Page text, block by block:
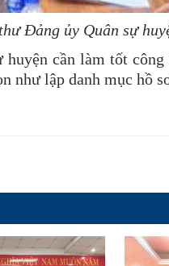
Đảng ủy Quân sự
cần làm tốt
như lập danh mục hồ